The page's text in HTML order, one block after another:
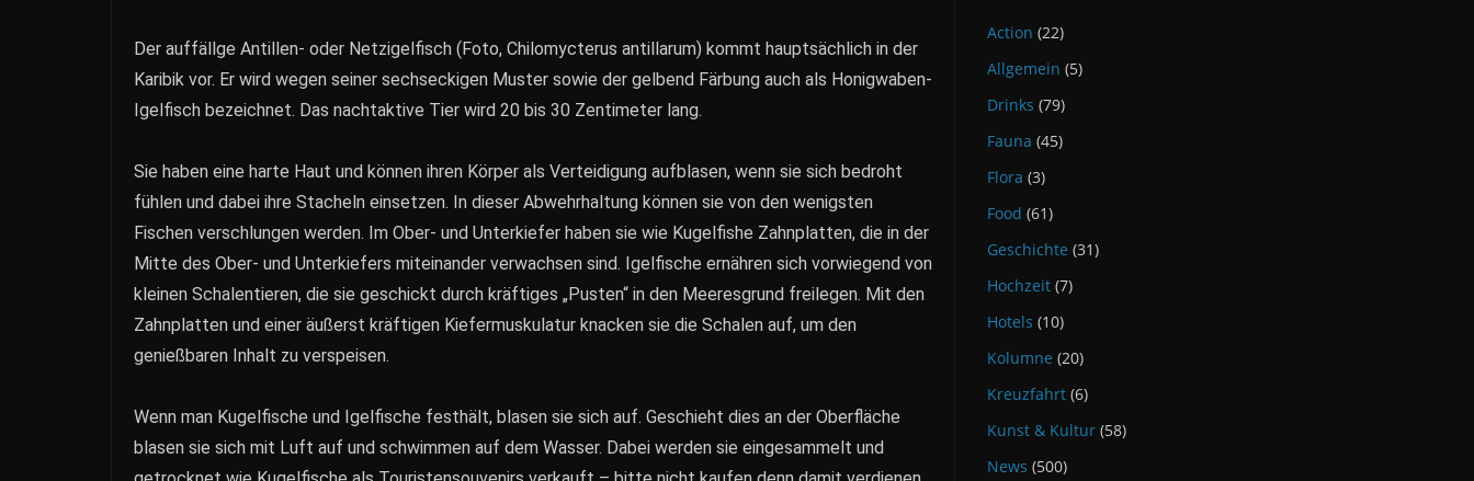
Der auffällge Antillen- oder Netzigelfisch (Foto, Chilomycterus antillarum) kommt hauptsächlich in der
Karibik vor. Er wird wegen seiner sechseckigen Muster sowie der gelbend Färbung auch als Honigwaben-
Igelfisch bezeichnet. Das nachtaktive Tier wird 20 bis 30 Zentimeter lang.
Sie haben eine harte Haut und können ihren Körper als Verteidigung aufblasen, wenn sie sich bedroht
fühlen und dabei ihre Stacheln einsetzen. In dieser Abwehrhaltung können sie von den wenigsten
Fischen verschlungen werden. Im Ober- und Unterkiefer haben sie wie Kugelfishe Zahnplatten, die in der
Mitte des Ober- und Unterkiefers miteinander verwachsen sind. Igelfische ernähren sich vorwiegend von
kleinen Schalentieren, die sie geschickt durch kräftiges „Pusten“ in den Meeresgrund freilegen. Mit den
Zahnplatten und einer äußerst kräftigen Kiefermuskulatur knacken sie die Schalen auf, um den
genießbaren Inhalt zu verspeisen.
Wenn man Kugelfische und Igelfische festhält, blasen sie sich auf. Geschieht dies an der Oberfläche
blasen sie sich mit Luft auf und schwimmen auf dem Wasser. Dabei werden sie eingesammelt und
Action (22)
Allgemein (5)
Drinks (79)
Fauna (45)
Flora (3)
Food (61)
Geschichte (31)
Hochzeit (7)
Hotels (10)
Kolumne (20)
Kreuzfahrt (6)
Kunst & Kultur (58)
News (500)